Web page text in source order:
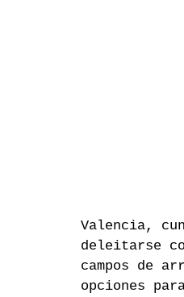
Valencia,
deleitarse
campos de
opciones